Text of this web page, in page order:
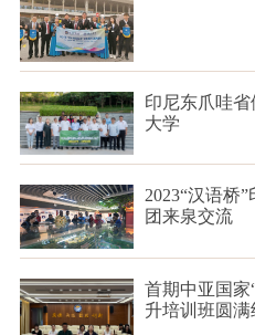
印尼东爪哇
大学
2023“汉语桥
团来泉交流
首期中亚国家
升培训班圆满